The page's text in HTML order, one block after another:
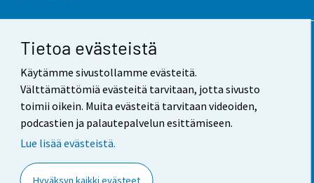
Tietoa evästeistä
Käytämme sivustollamme evästeitä.
Välttämättömiä evästeitä tarvitaan, jotta sivusto
toimii oikein. Muita evästeitä tarvitaan videoiden,
podcastien ja palautepalvelun esittämiseen.
Lue lisää evästeistä.
Hyväksyn kaikki evästeet
Yhteystiedot
Palaute
Käyttöehdot
Saavutettavuus